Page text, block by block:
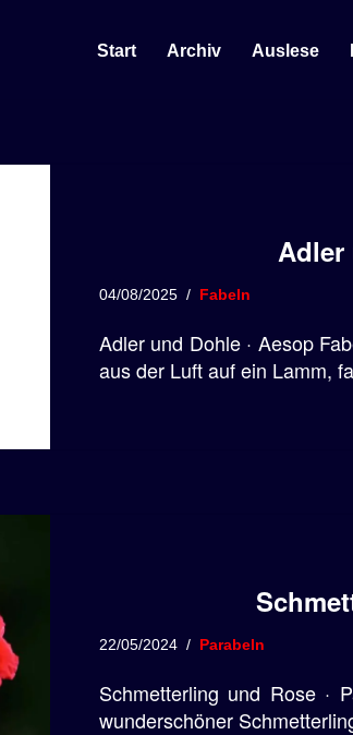
Start Archiv Auslese
Adler
04/08/2025 Fabeln
Adler und Dohle · Aesop
aus der Luft auf ein Lamm,
22/05/2024 Parabeln
Schmetterling und Rose ·
wunderschöner